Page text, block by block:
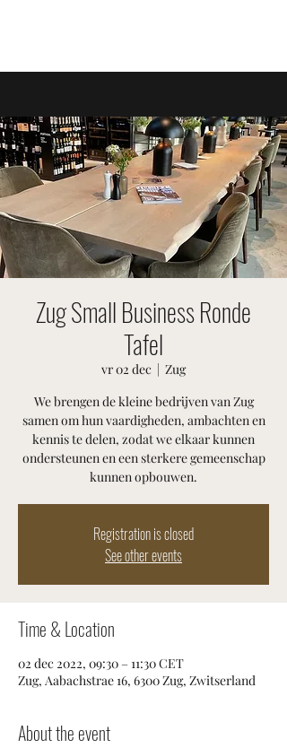
Zug Small Business Ronde
Tafel
vr 02 dec
  |
Zug
We brengen de kleine bedrijven van Zug
samen om hun vaardigheden, ambachten en
kennis te delen, zodat we elkaar kunnen
ondersteunen en een sterkere gemeenschap
kunnen opbouwen.
Registration is closed
See other events
Time & Location
02 dec 2022, 09:30 – 11:30 CET
Zug, Aabachstrae 16, 6300 Zug, Zwitserland
About the event